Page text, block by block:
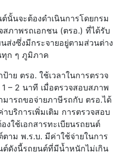
นั้นจะต้องดำเนินการโดยกรม
ภาพรถเอกชน (ตรอ.) ที่ได้รับ
ส่งซึ่งมีกระจายอยู่ตามส่วนต่าง
ทุก ๆ ภูมิภาค
าย ตรอ. ใช้เวลาในการตรวจ
– 2 นาที เมื่อตรวจสอบสภาพ
มารถขอจ่ายภาษีรถกับ ตรอ.ได้
บริการเพิ่มเติม การตรวจสอบ
งใช้เอกสารทะเบียนรถยนต์
าม พ.ร.บ. มีค่าใช้จ่ายในการ
ต์ดังนี้รถยนต์ที่มีน้ำหนักไม่เกิน